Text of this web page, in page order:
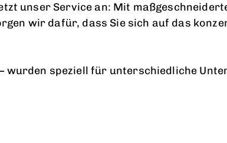
unser Service an: Mit
wir dafür, dass Sie sich auf das
wurden speziell für unterschiedliche